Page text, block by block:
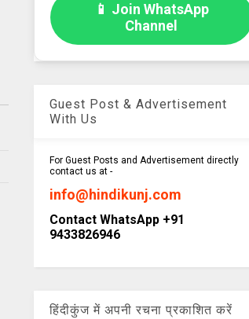
📱 Join WhatsApp
Channel
Guest Post & Advertisement
With Us
For Guest Posts and Advertisement directly
contact us at -
info@hindikunj.com
Contact WhatsApp +91
9433826946
हिंदीकुंज में अपनी रचना प्रकाशित करें